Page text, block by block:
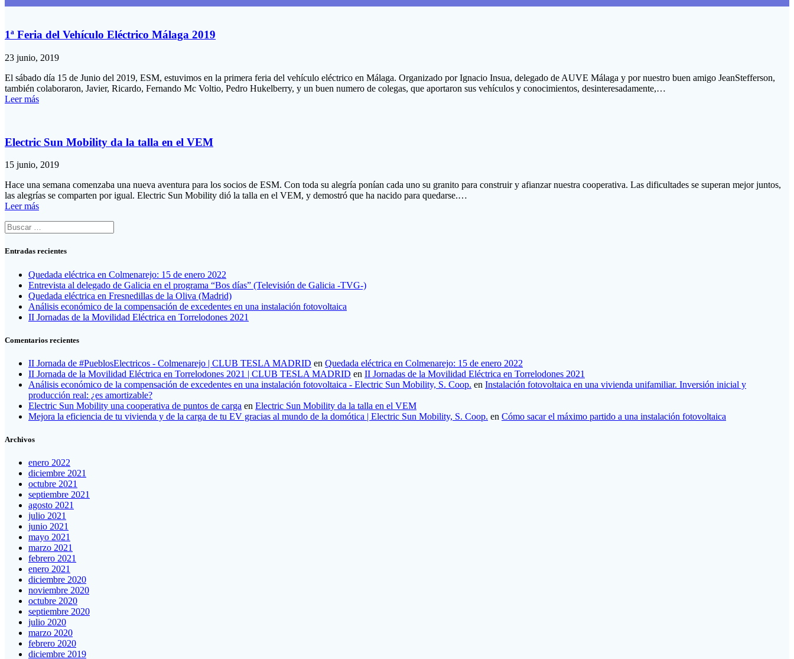
1ª Feria del Vehículo Eléctrico Málaga 2019
23 junio, 2019
El sábado día 15 de Junio del 2019, ESM, estuvimos en la primera feria del vehículo eléctrico en Málaga. Organizado por Ignacio Insua, delegado de AUVE Málaga y por nuestro buen amigo JeanStefferson,
también colaboraron, Javier, Ricardo, Fernando Mc Voltio, Pedro Hukelberry, y un buen numero de colegas, que aportaron sus vehículos y conocimientos, desinteresadamente,…
Leer más
Electric Sun Mobility da la talla en el VEM
15 junio, 2019
Hace una semana comenzaba una nueva aventura para los socios de ESM. Con toda su alegría ponían cada uno su granito para construir y afianzar nuestra cooperativa. Las dificultades se superan mejor juntos,
las alegrías se comparten por igual. Electric Sun Mobility dió la talla en el VEM, y demostró que ha nacido para quedarse.…
Leer más
Buscar:
Entradas recientes
Quedada eléctrica en Colmenarejo: 15 de enero 2022
Entrevista al delegado de Galicia en el programa “Bos días” (Televisión de Galicia -TVG-)
Quedada eléctrica en Fresnedillas de la Oliva (Madrid)
Análisis económico de la compensación de excedentes en una instalación fotovoltaica
II Jornadas de la Movilidad Eléctrica en Torrelodones 2021
Comentarios recientes
II Jornada de #PueblosElectricos - Colmenarejo | CLUB TESLA MADRID en Quedada eléctrica en Colmenarejo: 15 de enero 2022
II Jornada de la Movilidad Eléctrica en Torrelodones 2021 | CLUB TESLA MADRID en II Jornadas de la Movilidad Eléctrica en Torrelodones 2021
Análisis económico de la compensación de excedentes en una instalación fotovoltaica - Electric Sun Mobility, S. Coop. en Instalación fotovoltaica en una vivienda unifamiliar. Inversión inicial y
producción real: ¿es amortizable?
Electric Sun Mobility una cooperativa de puntos de carga en Electric Sun Mobility da la talla en el VEM
Mejora la eficiencia de tu vivienda y de la carga de tu EV gracias al mundo de la domótica | Electric Sun Mobility, S. Coop. en Cómo sacar el máximo partido a una instalación fotovoltaica
Archivos
enero 2022
diciembre 2021
octubre 2021
septiembre 2021
agosto 2021
julio 2021
junio 2021
mayo 2021
marzo 2021
febrero 2021
enero 2021
diciembre 2020
noviembre 2020
octubre 2020
septiembre 2020
julio 2020
marzo 2020
febrero 2020
diciembre 2019